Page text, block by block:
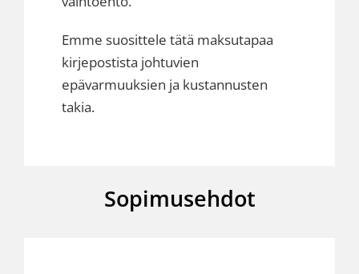
Emme suosittele tätä maksutapaa
kirjepostista johtuvien
epävarmuuksien ja kustannusten
takia.
Sopimusehdot